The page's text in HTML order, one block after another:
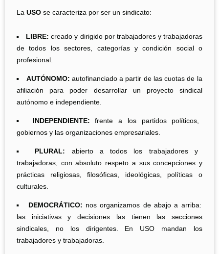
La USO se caracteriza por ser un sindicato:
LIBRE:creado y dirigido por trabajadores y trabajadoras
de todos los sectores, categorías y condición social o
profesional.
AUTÓNOMO: autofinanciado a partir de las cuotas de la
afiliación para poder desarrollar un proyecto sindical
autónomo e independiente.
INDEPENDIENTE:frente a los partidos políticos,
gobiernos y las organizaciones empresariales.
PLURAL: abierto a todos los trabajadores y
trabajadoras, con absoluto respeto a sus concepciones y
prácticas religiosas, filosóficas, ideológicas, políticas o
culturales.
DEMOCRÁTICO: nos organizamos de abajo a arriba:
las iniciativas y decisiones las tienen las secciones
sindicales, no los dirigentes. En USO mandan los
trabajadores y trabajadoras.